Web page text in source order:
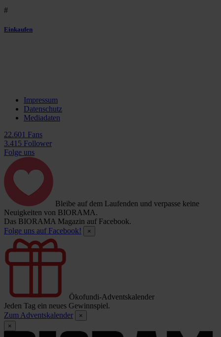
#
Einkaufen
Impressum
Datenschutz
Mediadaten
22.601 Fans
3.415 Follower
Folge uns
Bleibe auf dem Laufenden und verpasse keine
Neuigkeiten von BIORAMA.
Das BIORAMA Magazin auf Facebook.
Folge uns auf Facebook!
×
Ökofundi-Adventskalender
Jeden Tag ein neues Gewinnspiel.
Zum Adventskalender
×
×